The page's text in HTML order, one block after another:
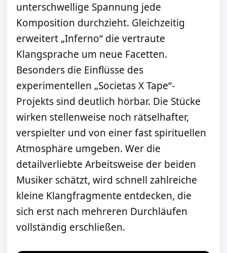
unterschwellige Spannung jede
Komposition durchzieht. Gleichzeitig
erweitert „Inferno“ die vertraute
Klangsprache um neue Facetten.
Besonders die Einflüsse des
experimentellen „Societas X Tape“-
Projekts sind deutlich hörbar. Die Stücke
wirken stellenweise noch rätselhafter,
verspielter und von einer fast spirituellen
Atmosphäre umgeben. Wer die
detailverliebte Arbeitsweise der beiden
Musiker schätzt, wird schnell zahlreiche
kleine Klangfragmente entdecken, die
sich erst nach mehreren Durchläufen
vollständig erschließen.